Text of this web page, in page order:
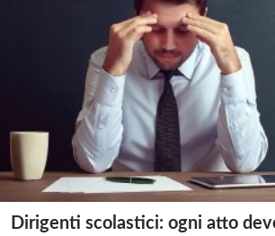
Dirigenti scolastici: ogni atto